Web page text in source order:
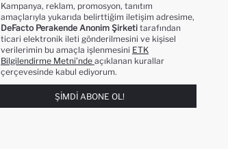
Kampanya, reklam, promosyon, tanıtım
amaçlarıyla yukarıda belirttiğim iletişim adresime,
DeFacto Perakende Anonim Şirketi tarafından
ticari elektronik ileti gönderilmesini ve kişisel
verilerimin bu amaçla işlenmesini ETK
Bilgilendirme Metni’nde açıklanan kurallar
çerçevesinde kabul ediyorum.
ŞIMDI ABONE OL!